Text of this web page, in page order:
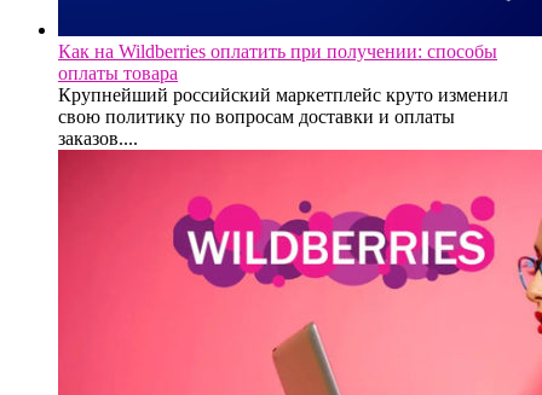
Как на Wildberries оплатить при получении: способы
оплаты товара
Крупнейший российский маркетплейс круто изменил
свою политику по вопросам доставки и оплаты
заказов....